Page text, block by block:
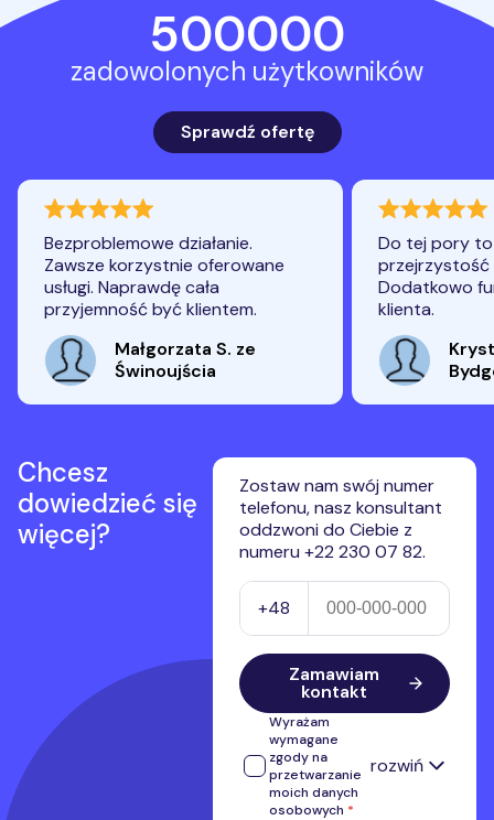
500000
zadowolonych użytkowników
Sprawdź ofertę
ocena 100
Bezproblemowe działanie.
Zawsze korzystnie oferowane
usługi. Naprawdę cała
przyjemność być klientem.
Małgorzata S. ze
Świnoujścia
ocena 96
Do tej pory
przejrzystość
Dodatkowo
klienta.
Chcesz
dowiedzieć się
więcej?
Zostaw nam swój numer
telefonu, nasz konsultant
oddzwoni do Ciebie z
numeru +22 230 07 82.
Numer telefonu
+48
Zamawiam
kontakt
Wyrażam
wymagane
zgody na
przetwarzanie
moich danych
osobowych *
rozwiń